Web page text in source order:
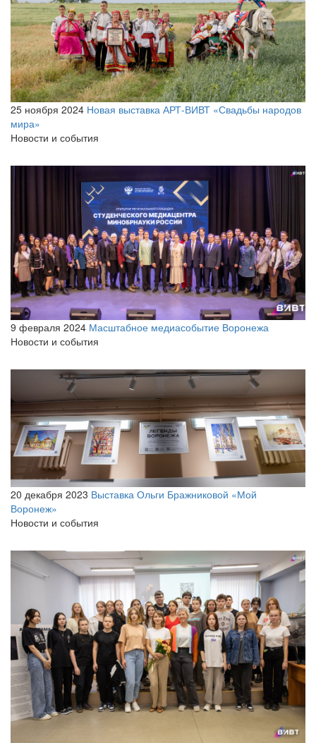
25 ноября 2024 Новая выставка АРТ-ВИВТ «Свадьбы народов
мира»
Новости и события
9 февраля 2024 Масштабное медиасобытие Воронежа
Новости и события
20 декабря 2023 Выставка Ольги Бражниковой «Мой
Воронеж»
Новости и события